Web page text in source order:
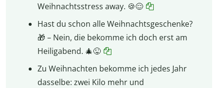
Weihnachtsstress away. 🍪😌
Hast du schon alle Weihnachtsgeschenke?
🎁 – Nein, die bekomme ich doch erst am
Heiligabend. 🎄😜
Zu Weihnachten bekomme ich jedes Jahr
dasselbe: zwei Kilo mehr und